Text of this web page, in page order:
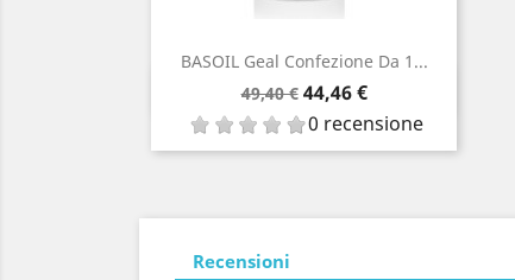
BASOIL Geal Confezione Da 1...
Prezzo
base
49,40 € Prezzo
44,46 €
0 recensione
Anteprima
Recensioni